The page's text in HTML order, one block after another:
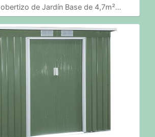
de Jardín Base de 4,7m²…